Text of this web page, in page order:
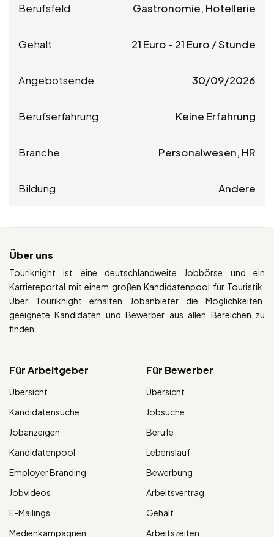
Berufsfeld Gastronomie, Hotellerie
Gehalt 21 Euro - 21 Euro / Stunde
Angebotsende 30/09/2026
Berufserfahrung Keine Erfahrung
Branche Personalwesen, HR
Bildung Andere
Über uns
Touriknight ist eine deutschlandweite Jobbörse und ein
Karriereportal mit einem großen Kandidatenpool für Touristik.
Über Touriknight erhalten Jobanbieter die Möglichkeiten,
geeignete Kandidaten und Bewerber aus allen Bereichen zu
finden.
Für Arbeitgeber
Übersicht
Kandidatensuche
Jobanzeigen
Kandidatenpool
Employer Branding
Jobvideos
E-Mailings
Medienkampagnen
Für Bewerber
Übersicht
Jobsuche
Berufe
Lebenslauf
Bewerbung
Arbeitsvertrag
Gehalt
Arbeitszeiten